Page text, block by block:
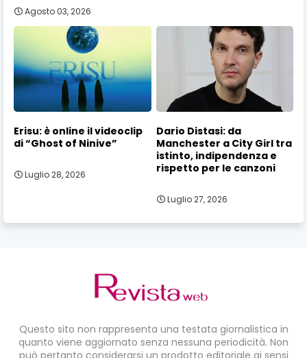
Agosto 03, 2026
Erisu: è online il videoclip
di “Ghost of Ninive”
Luglio 28, 2026
Dario Distasi: da
Manchester a City Girl tra
istinto, indipendenza e
rispetto per le canzoni
Luglio 27, 2026
Questo sito non rappresenta una testata giornalistica in
quanto viene aggiornato senza nessuna periodicità. Non
può pertanto considerarsi un prodotto editoriale ai sensi